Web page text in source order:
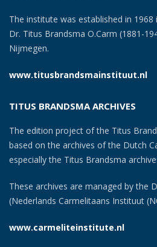
The institute was established in
Dr. Titus Brandsma O.Carm (1881-
Nijmegen.
www.titusbrandsmainstituut.nl
TITUS BRANDSMA ARCHIVES
The edition project of the Titus
based on the archives of the Dutch
especially the Titus Brandsma
These archives are managed by the
(Nederlands Carmelitaans Instituut
www.carmeliteinstitute.nl